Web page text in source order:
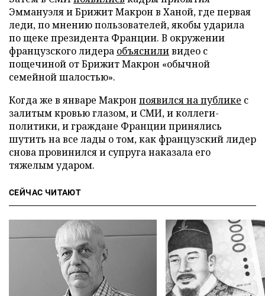
Эммануэля и Брижит Макрон в Ханой, где первая
леди, по мнению пользователей, якобы ударила
по щеке президента Франции. В окружении
французского лидера объясниливидео с
пощечиной от Брижит Макрон «обычной
семейной шалостью».
Когда же в январе Макрон появился на публике с
залитым кровью глазом, и СМИ, и коллеги-
политики, и граждане Франции принялись
шутить на все лады о том, как французский лидер
снова провинился и супруга наказала его
тяжелым ударом.
СЕЙЧАС ЧИТАЮТ